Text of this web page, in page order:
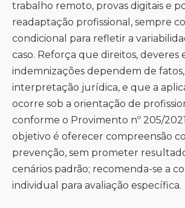
trabalho remoto, provas digitais e
readaptação profissional, sempre
condicional para refletir a
caso. Reforça que direitos, deveres
indemnizações dependem de
interpretação jurídica, e que a
ocorre sob a orientação de
conforme o Provimento nº 205/
objetivo é oferecer compreensão
prevenção, sem prometer
cenários padrão; recomenda-se a
individual para avaliação específica.